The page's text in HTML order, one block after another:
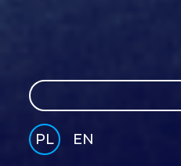
Szukaj
PL
EN